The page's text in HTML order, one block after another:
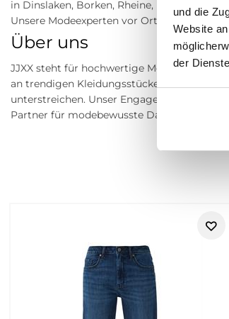
und die
Website
der
in Dinslaken, Borken, Rheine, Herne,
Unsere Modeexperten vor Ort beraten dich
Über uns
JJXX steht für hochwertige Mode, die
an trendigen Kleidungsstücken bieten wir
unterstreichen. Unser Engagement für
Partner für modebewusste Damen.
https://www.tara-m.de/retouren/
JJXX steht für junge Damenmode mit
Ob Jeans, Cargo-Hose, Shirt, Sweatshirt,
Wochenende, Urlaub und entspannte
Akzente kombinieren möchtest.